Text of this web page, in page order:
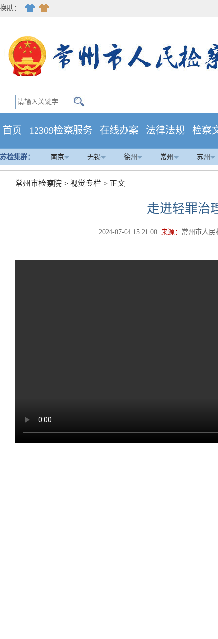
换肤：
首页 12309检察服务 在线办案 法律法规 检察
苏检集群： 南京 无锡 徐州 常州 苏州
常州市检察院 > 视觉专栏 > 正文
走进轻罪治
2024-07-04 15:21:00 来源： 常州市人